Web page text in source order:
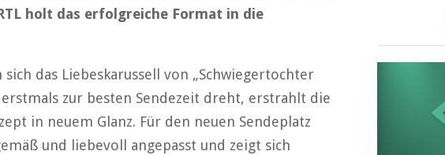
holt das erfolgreiche Format in die
das Liebeskarussell von „Schwiegertochter
erstmals zur besten Sendezeit dreht, erstrahlt die
in neuem Glanz. Für den neuen Sendeplatz
und liebevoll angepasst und zeigt sich